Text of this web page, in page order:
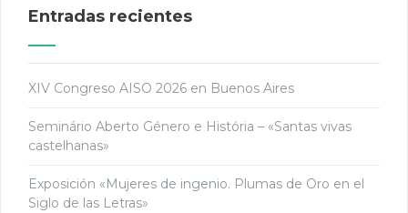
Entradas recientes
XIV Congreso AISO 2026 en Buenos Aires
Seminário Aberto Género e História – «Santas vivas
castelhanas»
Exposición «Mujeres de ingenio. Plumas de Oro en el
Siglo de las Letras»